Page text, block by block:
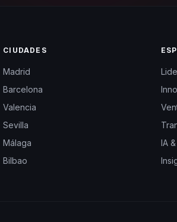
CIUDADES
Madrid
Barcelona
Valencia
Sevilla
Málaga
Bilbao
IA